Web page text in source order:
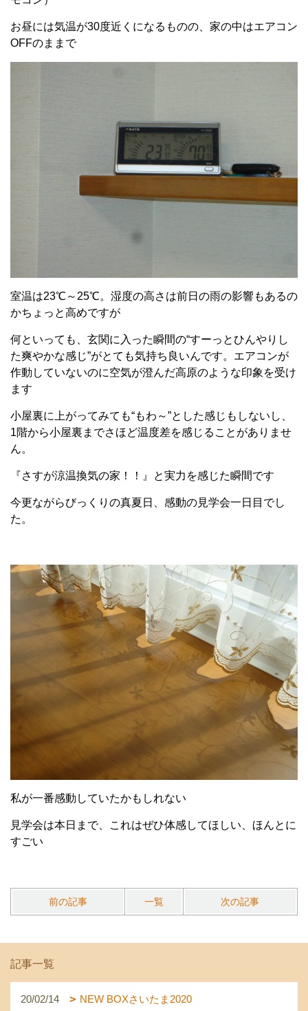
お昼には気温が30度近くになるものの、家の中はエアコン
OFFのままで
室温は23℃～25℃。湿度の高さは前日の雨の影響もあるの
かちょっと高めですが
何といっても、玄関に入った瞬間の“すーっとひんやりし
た爽やかな感じ”がとても気持ち良いんです。エアコンが
作動していないのに空気が澄んだ高原のような印象を受け
ます
小屋裏に上がってみても“もわ～”とした感じもしないし、
1階から小屋裏までさほど温度差を感じることがありませ
ん。
『さすが涼温換気の家！！』と実力を感じた瞬間です
今更ながらびっくりの真夏日、感動の見学会一日目でし
た。
私が一番感動していたかもしれない
見学会は本日まで、これはぜひ体感してほしい、ほんとに
すごい
前の記事 一覧 次の記事
記事一覧
20/02/14 NEW BOXさいたま2020